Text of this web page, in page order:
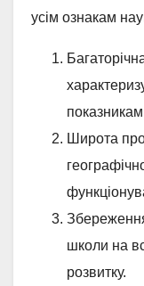
усім ознакам
Широта
школи на
розвитку.